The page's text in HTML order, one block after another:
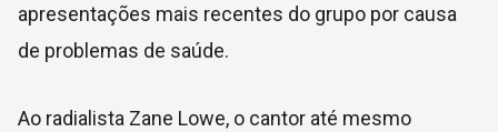
apresentações mais recentes do grupo por causa
de problemas de saúde.
Ao radialista Zane Lowe, o cantor até mesmo